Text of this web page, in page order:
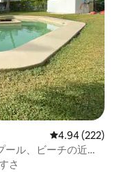
レビュー222
4.94 (222)
ール、ビーチの近
さ